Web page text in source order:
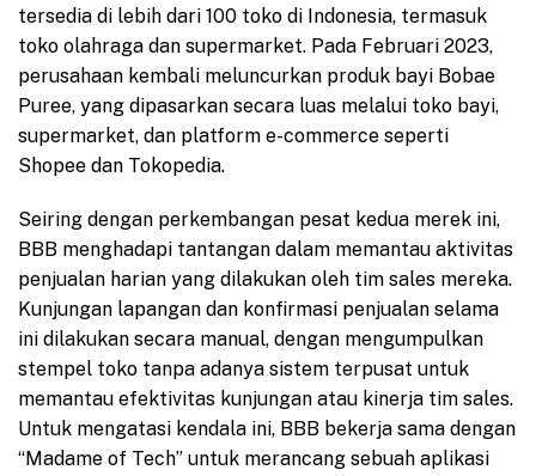
tersedia di lebih dari 100 toko di Indonesia, termasuk
toko olahraga dan supermarket. Pada Februari 2023,
perusahaan kembali meluncurkan produk bayi Bobae
Puree, yang dipasarkan secara luas melalui toko bayi,
supermarket, dan platform e-commerce seperti
Shopee dan Tokopedia.
Seiring dengan perkembangan pesat kedua merek ini,
BBB menghadapi tantangan dalam memantau aktivitas
penjualan harian yang dilakukan oleh tim sales mereka.
Kunjungan lapangan dan konfirmasi penjualan selama
ini dilakukan secara manual, dengan mengumpulkan
stempel toko tanpa adanya sistem terpusat untuk
memantau efektivitas kunjungan atau kinerja tim sales.
Untuk mengatasi kendala ini, BBB bekerja sama dengan
“Madame of Tech” untuk merancang sebuah aplikasi